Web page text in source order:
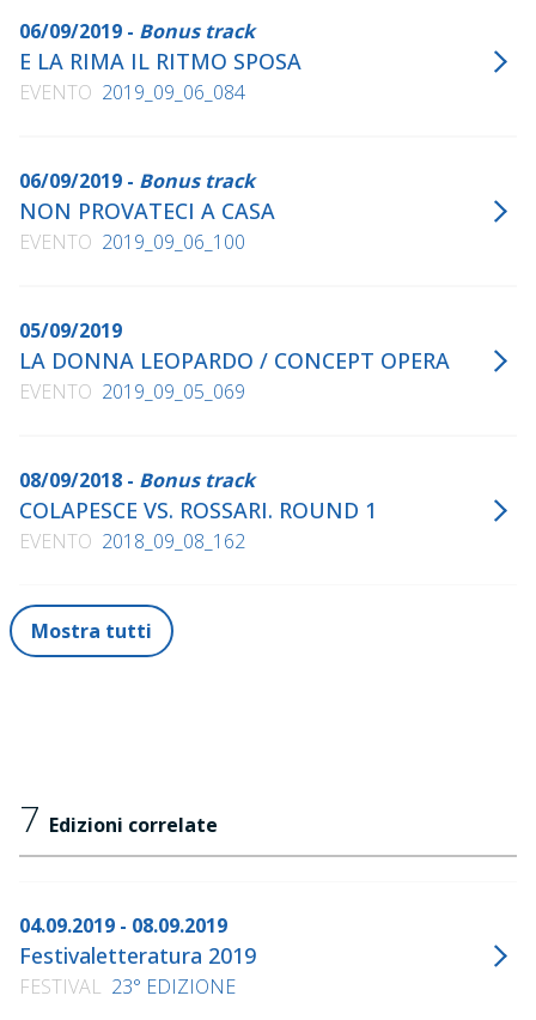
06/09/2019 - Bonus track
E LA RIMA IL RITMO SPOSA
EVENTO 2019_09_06_084
06/09/2019 - Bonus track
NON PROVATECI A CASA
EVENTO 2019_09_06_100
05/09/2019
LA DONNA LEOPARDO / CONCEPT OPERA
EVENTO 2019_09_05_069
08/09/2018 - Bonus track
COLAPESCE VS. ROSSARI. ROUND 1
EVENTO 2018_09_08_162
Mostra tutti
7 Edizioni correlate
04.09.2019 - 08.09.2019
Festivaletteratura 2019
FESTIVAL 23° EDIZIONE